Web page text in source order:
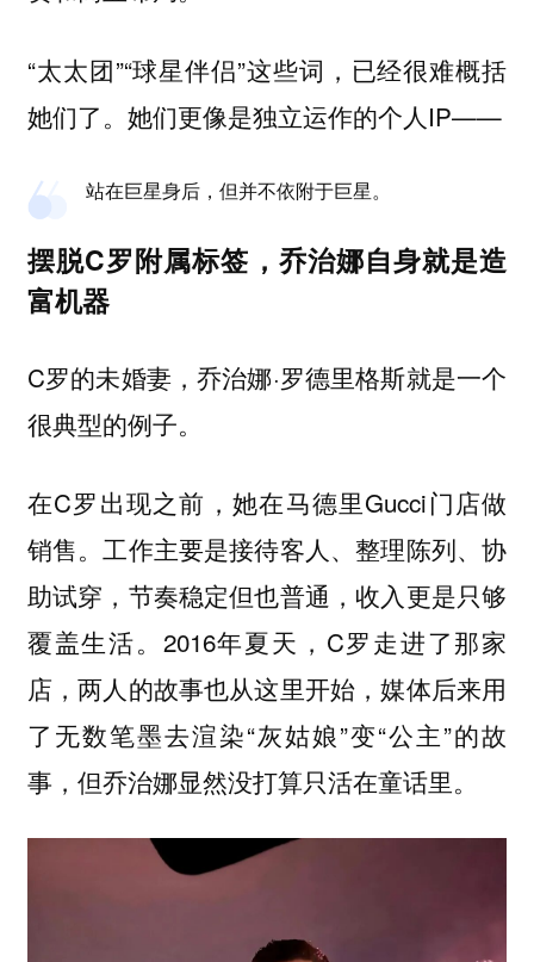
“太太团”“球星伴侣”这些词，已经很难概括
她们了。她们更像是独立运作的个人IP——
站在巨星身后，但并不依附于巨星。
摆脱C罗附属标签，乔治娜自身就是造
富机器
C罗的未婚妻，乔治娜·罗德里格斯就是一个
很典型的例子。
在C罗出现之前，她在马德里Gucci门店做
销售。工作主要是接待客人、整理陈列、协
助试穿，节奏稳定但也普通，收入更是只够
覆盖生活。2016年夏天，C罗走进了那家
店，两人的故事也从这里开始，媒体后来用
了无数笔墨去渲染“灰姑娘”变“公主”的故
事，但乔治娜显然没打算只活在童话里。